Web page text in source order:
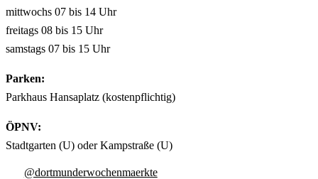
mittwochs 07 bis 14 Uhr
freitags 08 bis 15 Uhr
samstags 07 bis 15 Uhr
Parken:
Parkhaus Hansaplatz (kostenpflichtig)
ÖPNV:
Stadtgarten (U) oder Kampstraße (U)
@dortmunderwochenmaerkte